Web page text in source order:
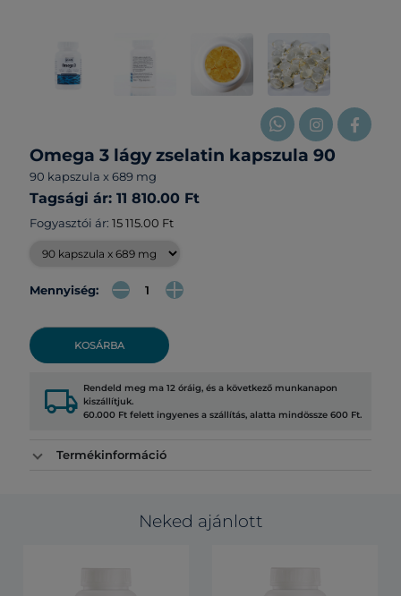
Omega 3 lágy zselatin kapszula 90
90 kapszula x 689 mg
Tagsági ár: 11 810.00 Ft
Fogyasztói ár: 15 115.00 Ft
Mennyiség:
KOSÁRBA
local_shipping Rendeld meg ma 12 óráig, és a következő munkanapon
kiszállítjuk.
60.000 Ft felett ingyenes a szállítás, alatta mindössze 600 Ft.
Termékinformáció
Neked ajánlott